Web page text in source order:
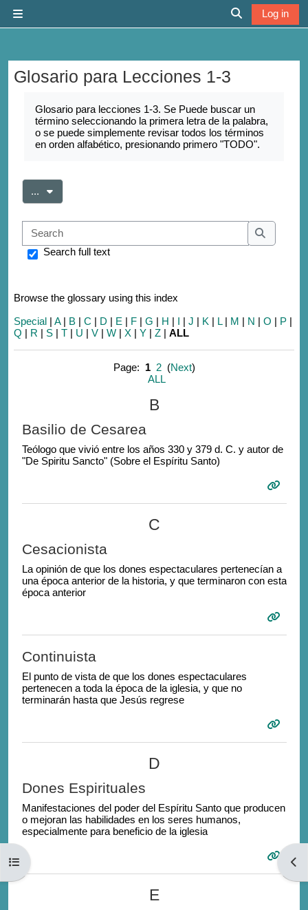
Toggle search
Log in
Open course index
Glosario para Lecciones 1-3
Glosario para lecciones 1-3. Se Puede buscar un
término seleccionando la primera letra de la palabra,
o se puede simplemente revisar todos los términos
en orden alfabético, presionando primero "TODO".
... Export entries
Search
Search
Search full text
Browse the glossary using this index
Special | A| B | C | D | E | F | G | H | I | J | K | L| M | N | O | P |
Q | R | S | T | U | V | W | X | Y | Z | ALL
Page: 1 2(Next)
ALL
B
Basilio de Cesarea
Teólogo que vivió entre los años 330 y 379 d. C. y autor de
"De Spiritu Sancto" (Sobre el Espíritu Santo)
C
Cesacionista
La opinión de que los dones espectaculares pertenecían a
una época anterior de la historia, y que terminaron con esta
época anterior
Continuista
El punto de vista de que los dones espectaculares
pertenecen a toda la época de la iglesia, y que no
terminarán hasta que Jesús regrese
D
Dones Espirituales
Manifestaciones del poder del Espíritu Santo que producen
o mejoran las habilidades en los seres humanos,
especialmente para beneficio de la iglesia
E